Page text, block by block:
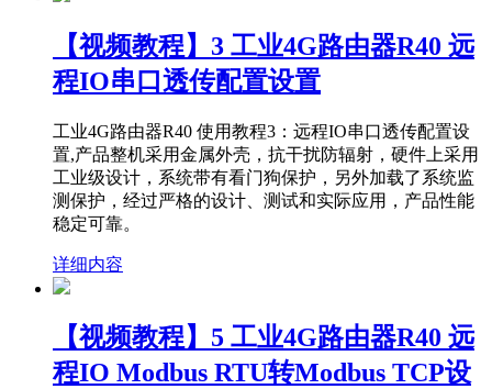
【视频教程】3 工业4G路由器R40 远
程IO串口透传配置设置
工业4G路由器R40 使用教程3：远程IO串口透传配置设
置,产品整机采用金属外壳，抗干扰防辐射，硬件上采用
工业级设计，系统带有看门狗保护，另外加载了系统监
测保护，经过严格的设计、测试和实际应用，产品性能
稳定可靠。
详细内容
【视频教程】5 工业4G路由器R40 远
程IO Modbus RTU转Modbus TCP设